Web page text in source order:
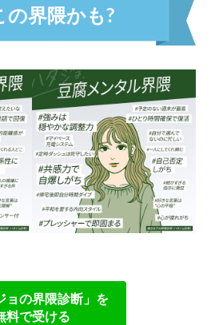
隈
隈
隈
ーフェクト界隈
隈
界隈
絶対界隈
スト界隈
ごめん界隈
界隈
の界隈かも?
ョの界隈診断」 を
料で受ける